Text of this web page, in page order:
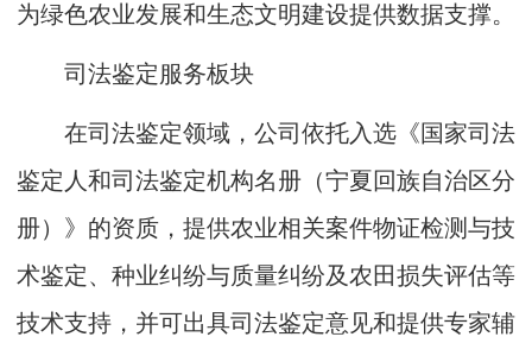
为绿色农业发展和生态文明建设提供数据支撑。
司法鉴定服务板块
在司法鉴定领域，公司依托入选《国家司法
鉴定人和司法鉴定机构名册（宁夏回族自治区分
册）》的资质，提供农业相关案件物证检测与技
术鉴定、种业纠纷与质量纠纷及农田损失评估等
技术支持，并可出具司法鉴定意见和提供专家辅